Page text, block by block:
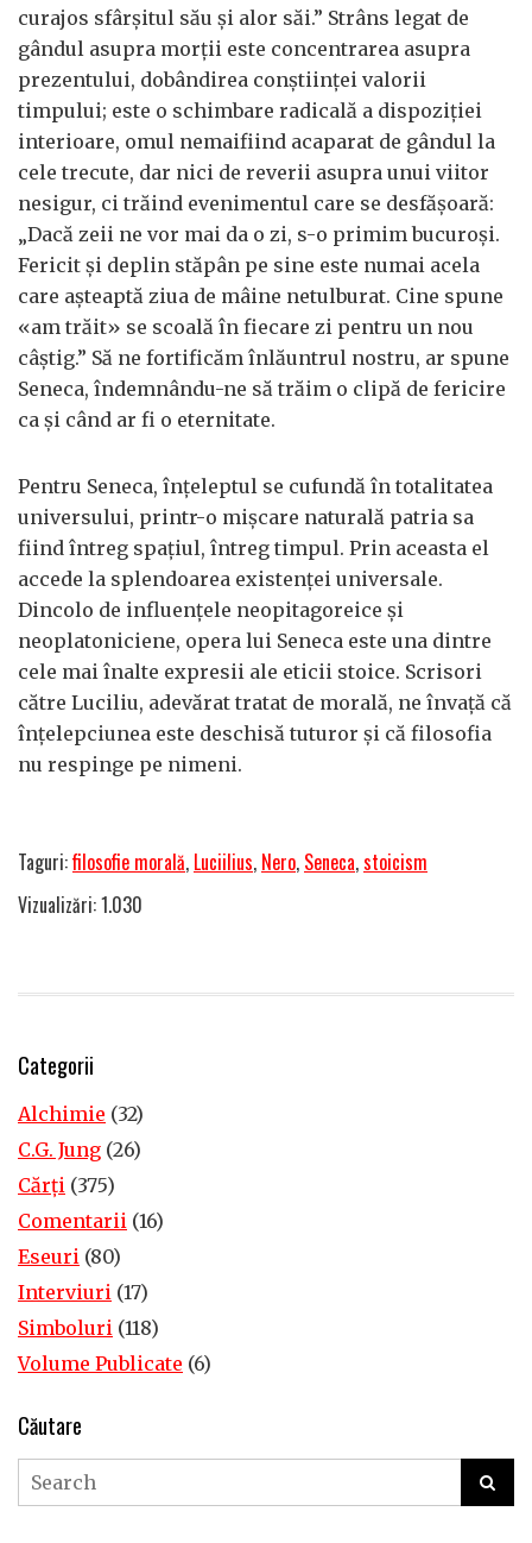
curajos sfârșitul său și alor săi.” Strâns legat de
gândul asupra morții este concentrarea asupra
prezentului, dobândirea conștiinței valorii
timpului; este o schimbare radicală a dispoziției
interioare, omul nemaifiind acaparat de gândul la
cele trecute, dar nici de reverii asupra unui viitor
nesigur, ci trăind evenimentul care se desfășoară:
„Dacă zeii ne vor mai da o zi, s-o primim bucuroși.
Fericit și deplin stăpân pe sine este numai acela
care așteaptă ziua de mâine netulburat. Cine spune
«am trăit» se scoală în fiecare zi pentru un nou
câștig.” Să ne fortificăm înlăuntrul nostru, ar spune
Seneca, îndemnându-ne să trăim o clipă de fericire
ca și când ar fi o eternitate.
Pentru Seneca, înțeleptul se cufundă în totalitatea
universului, printr-o mișcare naturală patria sa
fiind întreg spațiul, întreg timpul. Prin aceasta el
accede la splendoarea existenței universale.
Dincolo de influențele neopitagoreice și
neoplatoniciene, opera lui Seneca este una dintre
cele mai înalte expresii ale eticii stoice. Scrisori
către Luciliu, adevărat tratat de morală, ne învață că
înțelepciunea este deschisă tuturor și că filosofia
nu respinge pe nimeni.
Taguri:filosofie morală, Luciilius, Nero, Seneca,stoicism
Vizualizări: 1.030
Categorii
Alchimie (32)
C.G. Jung (26)
Cărţi (375)
Comentarii (16)
Eseuri (80)
Interviuri (17)
Simboluri (118)
Volume Publicate (6)
Căutare